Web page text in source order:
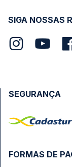
SIGA NOSSAS
FORMAS DE
SEGURANÇA